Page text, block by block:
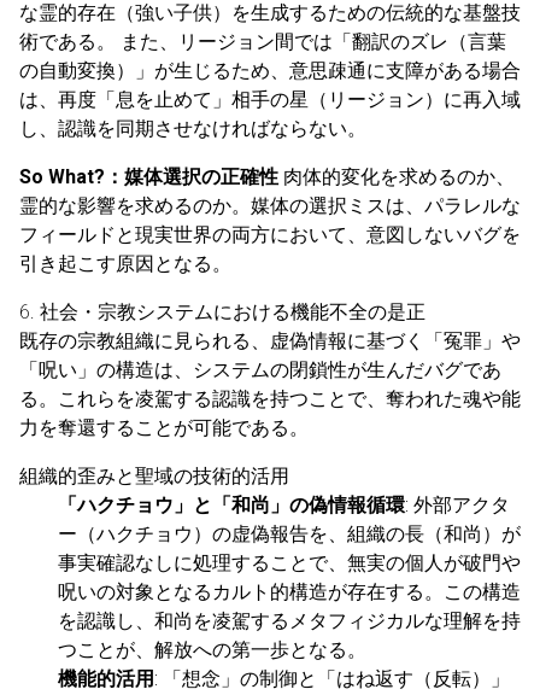
な霊的存在（強い子供）を生成するための伝統的な基盤技
術である。 また、リージョン間では「翻訳のズレ（言葉
の自動変換）」が生じるため、意思疎通に支障がある場合
は、再度「息を止めて」相手の星（リージョン）に再入域
し、認識を同期させなければならない。
So What?：媒体選択の正確性 肉体的変化を求めるのか、
霊的な影響を求めるのか。媒体の選択ミスは、パラレルな
フィールドと現実世界の両方において、意図しないバグを
引き起こす原因となる。
6. 社会・宗教システムにおける機能不全の是正
既存の宗教組織に見られる、虚偽情報に基づく「冤罪」や
「呪い」の構造は、システムの閉鎖性が生んだバグであ
る。これらを凌駕する認識を持つことで、奪われた魂や能
力を奪還することが可能である。
組織的歪みと聖域の技術的活用
「ハクチョウ」と「和尚」の偽情報循環: 外部アクタ
ー（ハクチョウ）の虚偽報告を、組織の長（和尚）が
事実確認なしに処理することで、無実の個人が破門や
呪いの対象となるカルト的構造が存在する。この構造
を認識し、和尚を凌駕するメタフィジカルな理解を持
つことが、解放への第一歩となる。
機能的活用 : 「想念」の制御と「はね返す（反転）」